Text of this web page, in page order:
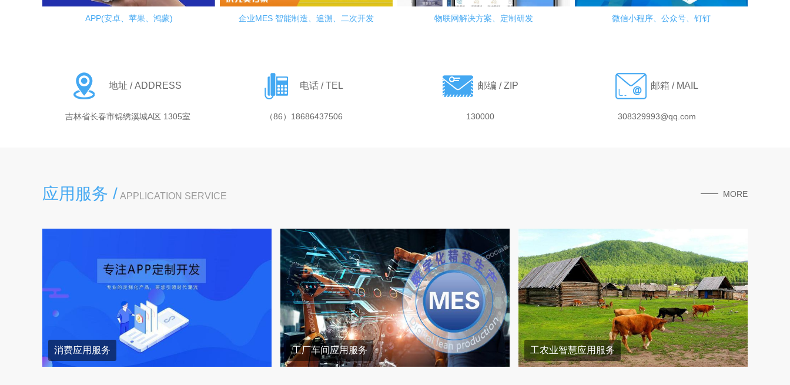
APP(安卓、苹果、鸿蒙) 企业MES 智能制造、追溯、二次开发 物联网解决方案、定制研发 微信小程序、公众号、钉钉
地址 / ADDRESS
吉林省长春市锦绣溪城A区 1305室
电话 / TEL
（86）18686437506
邮编 / ZIP
130000
邮箱 / MAIL
308329993@qq.com
应用服务 / APPLICATION SERVICE MORE
消费应用服务 工厂车间应用服务 工农业智慧应用服务